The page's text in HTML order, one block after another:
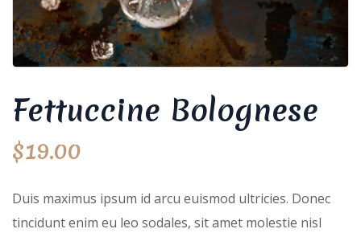
Fettuccine Bolognese
$19.00
Duis maximus ipsum id arcu euismod ultricies. Donec
tincidunt enim eu leo sodales, sit amet molestie nisl